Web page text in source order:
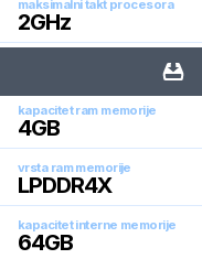
maksimalni takt procesora
2GHz
kapacitet ram memorije
4GB
vrsta ram memorije
LPDDR4X
kapacitet interne memorije
64GB